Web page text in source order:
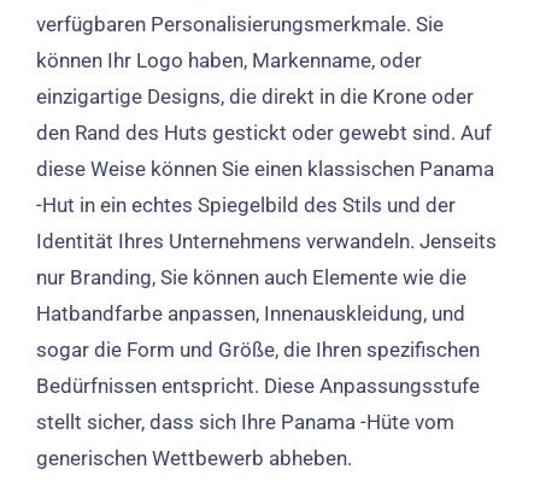
verfügbaren Personalisierungsmerkmale. Sie
können Ihr Logo haben, Markenname, oder
einzigartige Designs, die direkt in die Krone oder
den Rand des Huts gestickt oder gewebt sind. Auf
diese Weise können Sie einen klassischen Panama
-Hut in ein echtes Spiegelbild des Stils und der
Identität Ihres Unternehmens verwandeln. Jenseits
nur Branding, Sie können auch Elemente wie die
Hatbandfarbe anpassen, Innenauskleidung, und
sogar die Form und Größe, die Ihren spezifischen
Bedürfnissen entspricht. Diese Anpassungsstufe
stellt sicher, dass sich Ihre Panama -Hüte vom
generischen Wettbewerb abheben.